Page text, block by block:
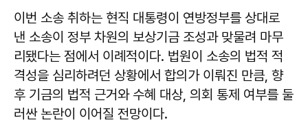
이번 소송 취하는 현직 대통령이 연방정부를 상대로
낸 소송이 정부 차원의 보상기금 조성과 맞물려 마무
리됐다는 점에서 이례적이다. 법원이 소송의 법적 적
격성을 심리하려던 상황에서 합의가 이뤄진 만큼, 향
후 기금의 법적 근거와 수혜 대상, 의회 통제 여부를 둘
러싼 논란이 이어질 전망이다.